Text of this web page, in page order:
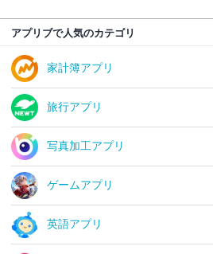
アプリブで人気のカテゴリ
家計簿アプリ
旅行アプリ
写真加工アプリ
ゲームアプリ
英語アプリ